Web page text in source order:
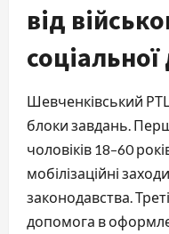
від
Шевченківський
блоки завдань.
чоловіків 18–60
мобілізаційні
законодавства.
допомога в